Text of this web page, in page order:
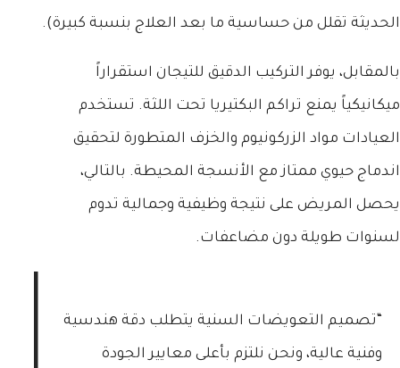
الحديثة تقلل من حساسية ما بعد العلاج بنسبة كبيرة).
بالمقابل، يوفر التركيب الدقيق للتيجان استقراراً
ميكانيكياً يمنع تراكم البكتيريا تحت اللثة. تستخدم
العيادات مواد الزركونيوم والخزف المتطورة لتحقيق
اندماج حيوي ممتاز مع الأنسجة المحيطة. بالتالي،
يحصل المريض على نتيجة وظيفية وجمالية تدوم
لسنوات طويلة دون مضاعفات.
“تصميم التعويضات السنية يتطلب دقة هندسية
وفنية عالية، ونحن نلتزم بأعلى معايير الجودة